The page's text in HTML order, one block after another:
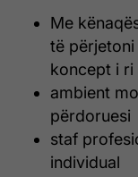
Me
të përjetoni
koncept i ri
ambient
përdoruesi
staf
individual